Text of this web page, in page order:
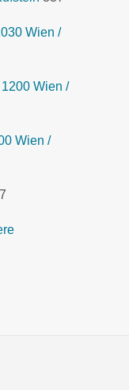
Wien /
Wien /
Wien /